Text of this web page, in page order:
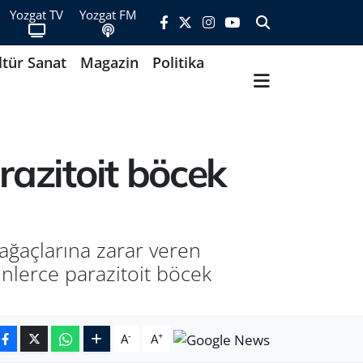
Yozgat TV Yozgat FM
Sanat Magazin
Politika
böcek
zarar veren
parazitoit böcek
A- A+